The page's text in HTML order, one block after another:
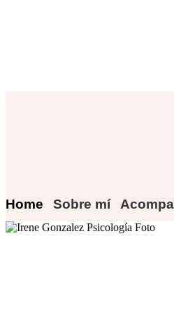
Home Sobre mí